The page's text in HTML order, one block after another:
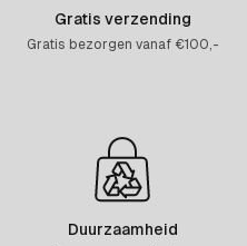
Gratis verzending
Gratis bezorgen vanaf €100,-
Duurzaamheid